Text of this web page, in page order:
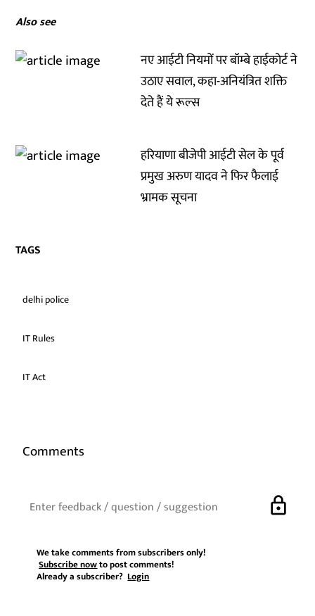
Also see
नए आईटी नियमों पर बॉम्बे हाईकोर्ट ने
उठाए सवाल, कहा-अनियंत्रित शक्ति
देते हैं ये रूल्स
हरियाणा बीजेपी आईटी सेल के पूर्व
प्रमुख अरुण यादव ने फिर फैलाई
भ्रामक सूचना
TAGS
delhi police
IT Rules
IT Act
Comments
lock
We take comments from subscribers only!
Subscribe nowto post comments!
Already a subscriber?Login